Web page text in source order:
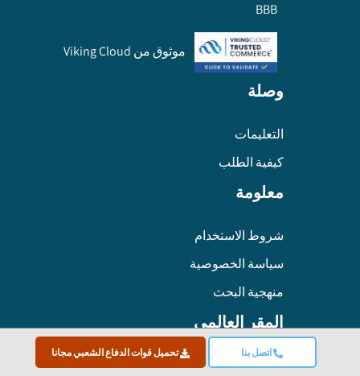
اتصل بنا تحميل قوات الدفاع الشعبي مجانا
BBB
موثوق من Viking Cloud
وصلة
التعليمات
كيفية الطلب
معلومة
شروط الاستخدام
سياسة الخصوصية
منهجية البحث
المقر العالمي
Global Market Insights Inc. 4 North Main Street,